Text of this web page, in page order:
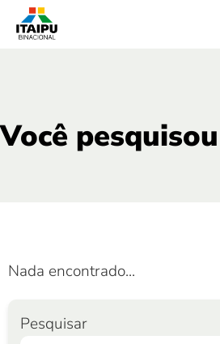
Você
Nada encontrado...
Pesquisar